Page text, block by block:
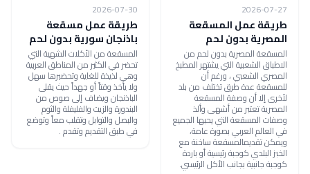
2026-07-27
طريقة عمل المسقعة
المصرية بدون لحم
المسقعة المصرية بدون لحم من
الاطباق الشعبية التي يشتهر المطبخ
المصري الشعبي ، ورغم أن
للمسقعة عدة طرق تختلف من بلد
لأخرى إلا أن وصفة المسقعة
المصرية تعتبر من أشهى وألذ
وصفات المسقعة التي يحبها الجميع
في العالم العربي بصورة عامة،
ويمكن تقديمالمسقعة ساخنة مع
الخبز البلدي كوجبة رئيسية أو باردة
كوجبة جانبية بجانب الأكل الرئيسي.
2026-07-30
طريقة عمل مسقعة
باذنجان سورية بدون لحم
المسقعة من الأكلات الشهية التي
تحضر في الكثير من المناطق العربية
وهي لذيذة للغاية وتحضيرها سهل
ولا يأخذ وقتاً أو جهداً حيث يقلى
الباذنجان ويضاف إلى صوص من
البندورة والزيت والفليفلة والثوم
والبصل والتوابل وتقلب معاً وتوضع
في طبق التقديم وتقدم .